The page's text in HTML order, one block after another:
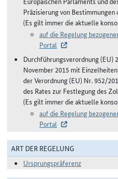
Präzisierung von
(Es gilt immer die aktuelle
auf die Regelung
Portal
Durchführungsverordnung (EU)
November 2015 mit
der Verordnung (EU) Nr. 952/
des Rates zur Festlegung des
(Es gilt immer die aktuelle
auf die Regelung
Portal
ART DER REGELUNG
Ursprungspräferenz